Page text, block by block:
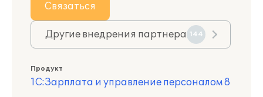
Связаться
Другие внедрения партнера 144
Продукт
1С:Зарплата и управление персоналом 8